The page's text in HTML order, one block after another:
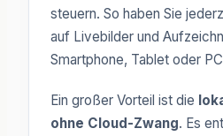
steuern. So haben Sie
auf Livebilder und
Smartphone, Tablet oder
Ein großer Vorteil ist die
ohne Cloud-Zwang. Es